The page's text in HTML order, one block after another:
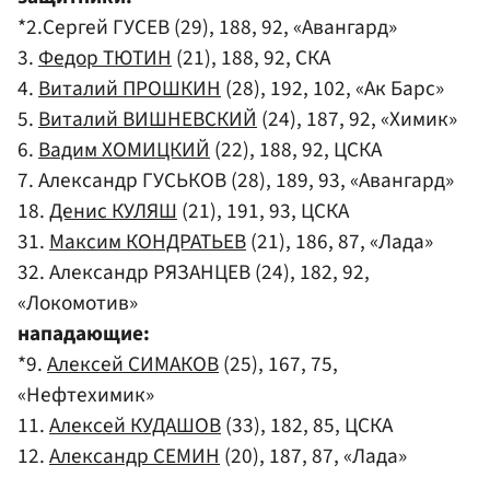
*2.Сергей ГУСЕВ (29), 188, 92, «Авангард»
3.Федор ТЮТИН(21), 188, 92, СКА
4.Виталий ПРОШКИН(28), 192, 102, «Ак Барс»
5.Виталий ВИШНЕВСКИЙ(24), 187, 92, «Химик»
6.Вадим ХОМИЦКИЙ(22), 188, 92, ЦСКА
7. Александр ГУСЬКОВ (28), 189, 93, «Авангард»
18.Денис КУЛЯШ(21), 191, 93, ЦСКА
31.Максим КОНДРАТЬЕВ(21), 186, 87, «Лада»
32. Александр РЯЗАНЦЕВ (24), 182, 92,
«Локомотив»
нападающие:
*9.Алексей СИМАКОВ(25), 167, 75,
«Нефтехимик»
11.Алексей КУДАШОВ(33), 182, 85, ЦСКА
12.Александр СЕМИН(20), 187, 87, «Лада»